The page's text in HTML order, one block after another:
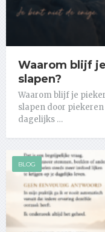
Waarom blijf
slapen?
Waarom blijf je
slapen door
dagelijks …
BLOG